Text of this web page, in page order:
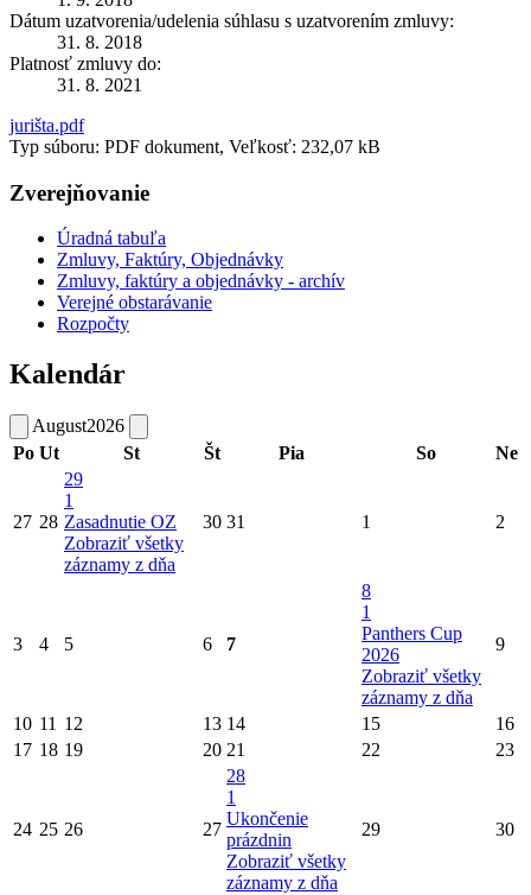
Dátum uzatvorenia/udelenia súhlasu s uzatvorením zmluvy:
31. 8. 2018
Platnosť zmluvy do:
31. 8. 2021
jurišta.pdf
Typ súboru: PDF dokument, Veľkosť: 232,07 kB
Zverejňovanie
Úradná tabuľa
Zmluvy, Faktúry, Objednávky
Zmluvy, faktúry a objednávky - archív
Verejné obstarávanie
Rozpočty
Kalendár
August2026
Po Ut St Št Pia So Ne
27 28
29
1
Zasadnutie OZ
Zobraziť všetky
záznamy z dňa
30 31 1 2
3 4 5 6 7
8
1
Panthers Cup
2026
Zobraziť všetky
záznamy z dňa
9
10 11 12 13 14 15
16
17 18 19 20 21 22 23
24 25 26 27
28
1
Ukončenie
prázdnin
Zobraziť všetky
záznamy z dňa
29 30